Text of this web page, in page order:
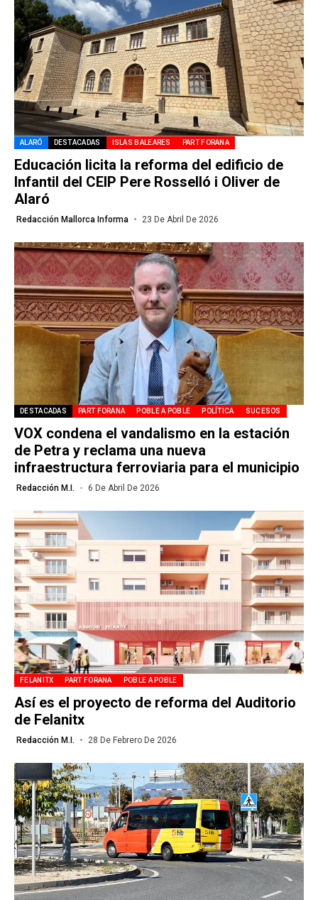
ALARÓ DESTACADAS ISLAS BALEARES PART FORANA
Educación licita la reforma del edificio de
Infantil del CEIP Pere Rosselló i Oliver de
Alaró
Redacción Mallorca Informa 23 De Abril De 2026
DESTACADAS PART FORANA POBLE A POBLE POLÍTICA SUCESOS
VOX condena el vandalismo en la estación
de Petra y reclama una nueva
infraestructura ferroviaria para el municipio
Redacción M.I. 6 De Abril De 2026
FELANITX PART FORANA POBLE A POBLE
Así es el proyecto de reforma del Auditorio
de Felanitx
Redacción M.I. 28 De Febrero De 2026